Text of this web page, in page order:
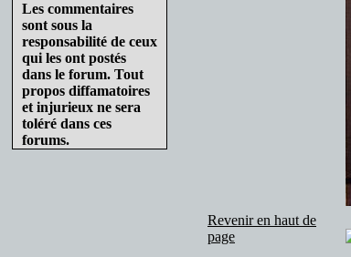
Les commentaires
sont sous la
responsabilité de ceux
qui les ont postés
dans le forum. Tout
propos diffamatoires
et injurieux ne sera
toléré dans ces
forums.
Revenir en haut de
page